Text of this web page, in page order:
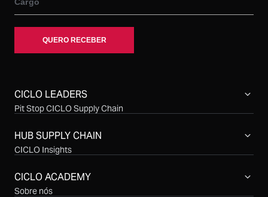
CICLO LEADERS
Pit Stop CICLO Supply Chain
Simpósio CICLO Supply Chain
HUB SUPPLY CHAIN
CICLO Insights
CICLO Talks
CICLO Cast
CICLO ACADEMY
Sobre nós